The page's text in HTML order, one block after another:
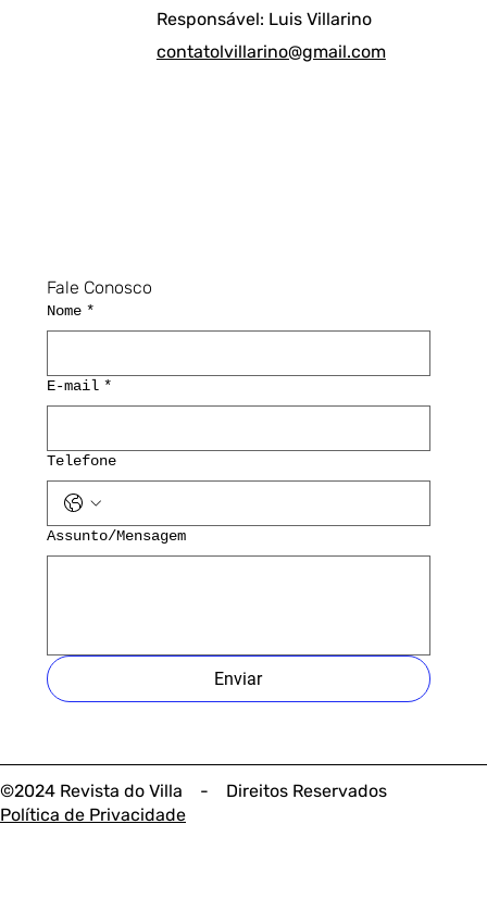
©2024 Revista do Villa - Direitos Reservados
Política de Privacidade
Fale Conosco
Nome *
E-mail *
Telefone
Assunto/Mensagem
Enviar
Responsável: Luis Villarino
contatolvillarino@gmail.com